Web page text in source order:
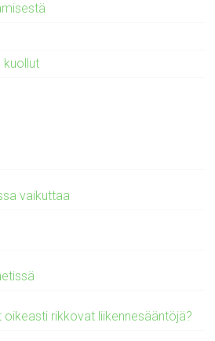
kuollut
vaikuttaa
oikeasti rikkovat liikennesääntöjä?